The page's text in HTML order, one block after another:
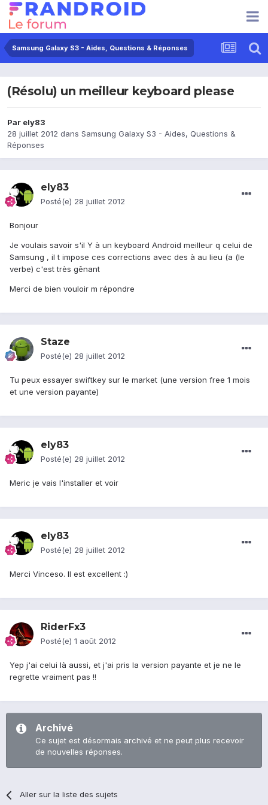
Samsung Galaxy S3 - Aides, Questions & Réponses
(Résolu) un meilleur keyboard please
Par ely83
28 juillet 2012 dans Samsung Galaxy S3 - Aides, Questions &
Réponses
ely83
Posté(e) 28 juillet 2012
Bonjour
Je voulais savoir s'il Y à un keyboard Android meilleur q celui de
Samsung , il t impose ces corrections avec des à au lieu (a (le
verbe) c'est très gênant
Merci de bien vouloir m répondre
Staze
Posté(e) 28 juillet 2012
Tu peux essayer swiftkey sur le market (une version free 1 mois
et une version payante)
ely83
Posté(e) 28 juillet 2012
Meric je vais l'installer et voir
ely83
Posté(e) 28 juillet 2012
Merci Vinceso. Il est excellent :)
RiderFx3
Posté(e) 1 août 2012
Yep j'ai celui là aussi, et j'ai pris la version payante et je ne le
regrette vraiment pas !!
Archivé
Ce sujet est désormais archivé et ne peut plus recevoir
de nouvelles réponses.
Aller sur la liste des sujets